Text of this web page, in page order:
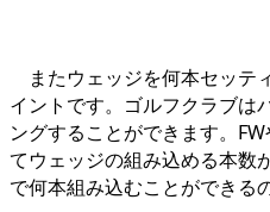
またウェッジを何本セッテ
イントです。ゴルフクラブは
ングすることができます。
てウェッジの組み込める本数
で何本組み込むことができる